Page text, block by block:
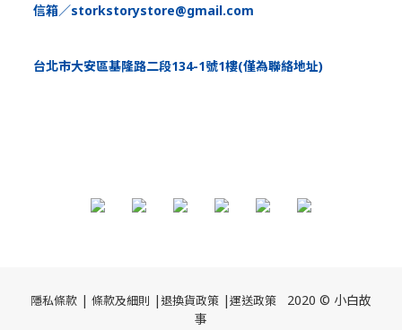
信箱／storkstorystore@gmail.com
台北市大安區基隆路二段134-1號1樓(僅為聯絡地址)
隱私條款 | 條款及細則 |退換貨政策 |運送政策 2020 © 小白故
事